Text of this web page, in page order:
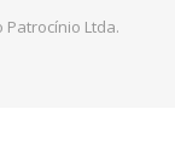
Ltda.